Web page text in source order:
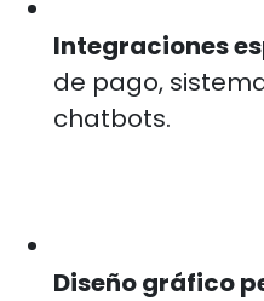
Integraciones
de pago,
chatbots.
Diseño gráfico